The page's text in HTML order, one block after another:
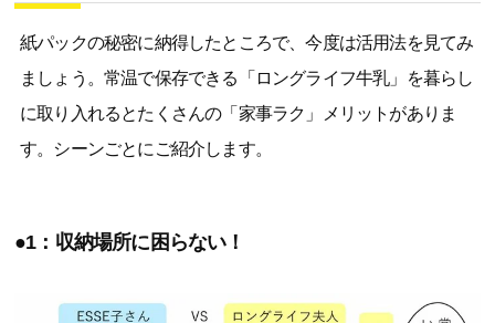
紙パックの秘密に納得したところで、今度は活用法を見てみ
ましょう。常温で保存できる「ロングライフ牛乳」を暮らし
に取り入れるとたくさんの「家事ラク」メリットがありま
す。シーンごとにご紹介します。
●1：収納場所に困らない！